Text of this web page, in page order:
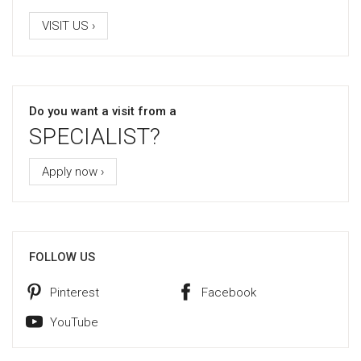
VISIT US ›
Do you want a visit from a
SPECIALIST?
Apply now ›
FOLLOW US
Pinterest Facebook
YouTube